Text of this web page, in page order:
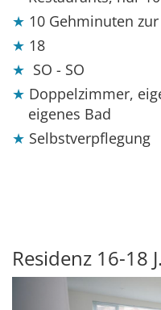
10 Gehminuten
18
SO - SO
Doppelzimmer,
eigenes Bad
Selbstverpflegung
Residenz 16-18
Previous